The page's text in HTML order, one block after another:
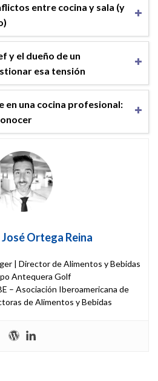
entre cocina y sala (y
y el dueño de un
esa tensión
en una cocina profesional:
Ortega Reina
| Director de Alimentos y Bebidas
Antequera Golf
– Asociación Iberoamericana de
de Alimentos y Bebidas